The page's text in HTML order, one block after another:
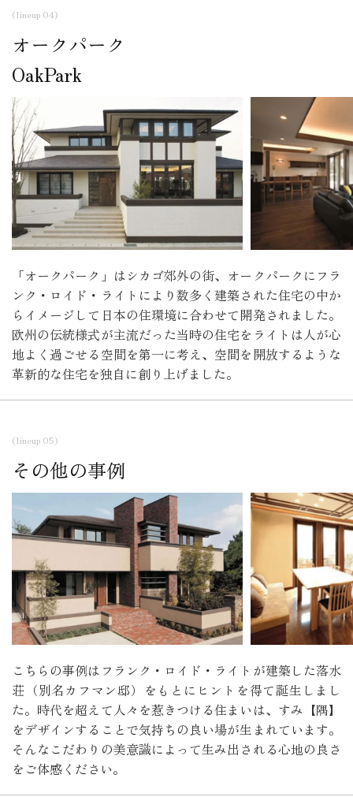
(lineup 04)
オークパーク
OakPark
「オークパーク」はシカゴ郊外の街、オークパークにフラ
ンク・ロイド・ライトにより数多く建築された住宅の中か
らイメージして日本の住環境に合わせて開発されました。
欧州の伝統様式が主流だった当時の住宅をライトは人が心
地よく過ごせる空間を第一に考え、空間を開放するような
革新的な住宅を独自に創り上げました。
(lineup 05)
その他の事例
こちらの事例はフランク・ロイド・ライトが建築した落水
荘（別名カフマン邸）をもとにヒントを得て誕生しまし
た。時代を超えて人々を惹きつける住まいは、すみ【隅】
をデザインすることで気持ちの良い場が生まれています。
そんなこだわりの美意識によって生み出される心地の良さ
をご体感ください。